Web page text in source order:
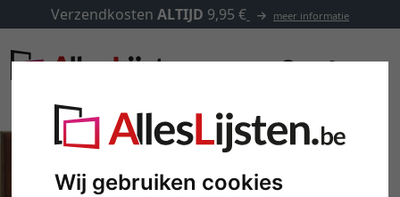
Wij gebruiken cookies
Verzendkosten ALTIJD 9,95 € meer informatie